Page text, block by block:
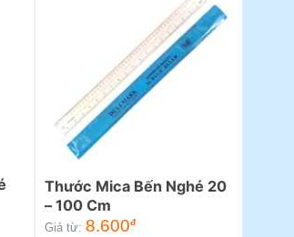
Thước Mica Bến Nghé 20
– 100 Cm
Giá từ: 8.600đ